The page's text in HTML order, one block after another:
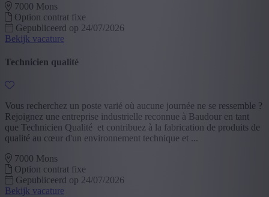
7000 Mons
Option contrat fixe
Gepubliceerd op 24/07/2026
Bekijk vacature
Technicien qualité
Vous recherchez un poste varié où aucune journée ne se ressemble ?
Rejoignez une entreprise industrielle reconnue à Baudour en tant
que Technicien Qualité et contribuez à la fabrication de produits de
qualité au cœur d'un environnement technique et ...
7000 Mons
Option contrat fixe
Gepubliceerd op 24/07/2026
Bekijk vacature